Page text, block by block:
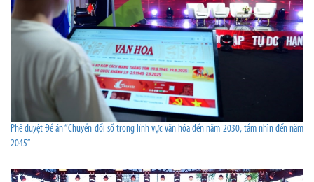
Phê duyệt Đề án “Chuyển đổi số trong lĩnh vực văn hóa đến năm 2030, tầm nhìn đến năm
2045”